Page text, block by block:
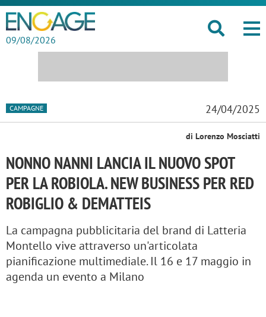
09/08/2026
CAMPAGNE 24/04/2025
di Lorenzo Mosciatti
NONNO NANNI LANCIA IL NUOVO SPOT
PER LA ROBIOLA. NEW BUSINESS PER RED
ROBIGLIO & DEMATTEIS
La campagna pubblicitaria del brand di Latteria
Montello vive attraverso un'articolata
pianificazione multimediale. Il 16 e 17 maggio in
agenda un evento a Milano